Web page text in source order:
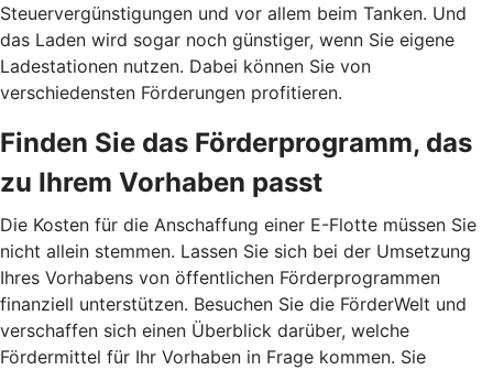
Steuervergünstigungen und vor allem beim Tanken. Und
das Laden wird sogar noch günstiger, wenn Sie eigene
Ladestationen nutzen. Dabei können Sie von
verschiedensten Förderungen profitieren.
Finden Sie das Förderprogramm, das
zu Ihrem Vorhaben passt
Die Kosten für die Anschaffung einer E-Flotte müssen Sie
nicht allein stemmen. Lassen Sie sich bei der Umsetzung
Ihres Vorhabens von öffentlichen Förderprogrammen
finanziell unterstützen. Besuchen Sie die FörderWelt und
verschaffen sich einen Überblick darüber, welche
Fördermittel für Ihr Vorhaben in Frage kommen. Sie